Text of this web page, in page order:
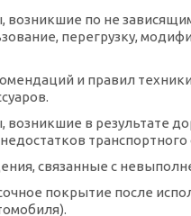
возникшие по не
перегрузку,
и правил
возникшие в результате
связанные с
покрытие после